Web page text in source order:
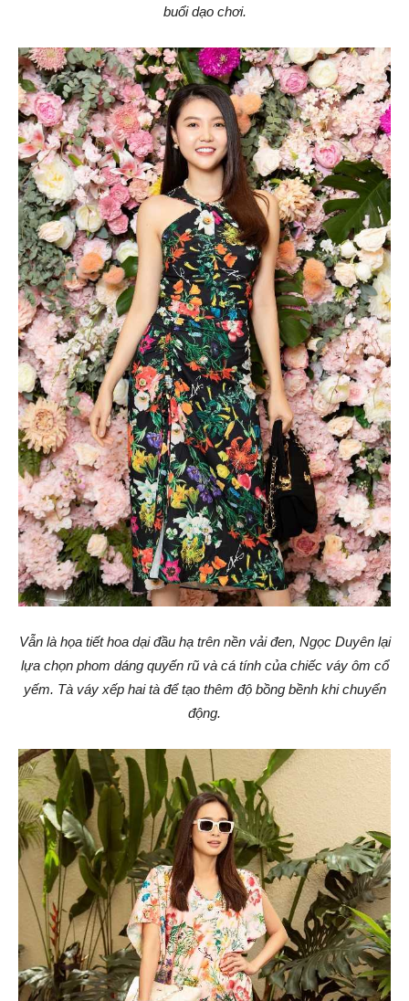
buổi dạo chơi.
Vẫn là họa tiết hoa dại đầu hạ trên nền vải đen, Ngọc Duyên lại
lựa chọn phom dáng quyến rũ và cá tính của chiếc váy ôm cổ
yếm. Tà váy xếp hai tà để tạo thêm độ bồng bềnh khi chuyển
động.